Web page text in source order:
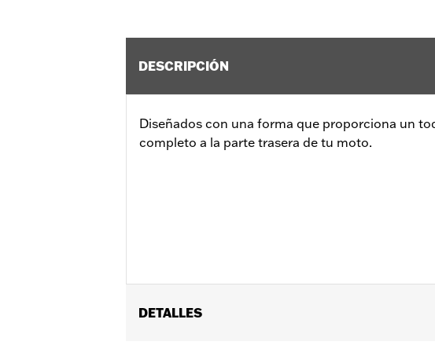
DESCRIPCIÓN
Diseñados con una forma que proporciona un
completo a la parte trasera de tu moto.
DETALLES